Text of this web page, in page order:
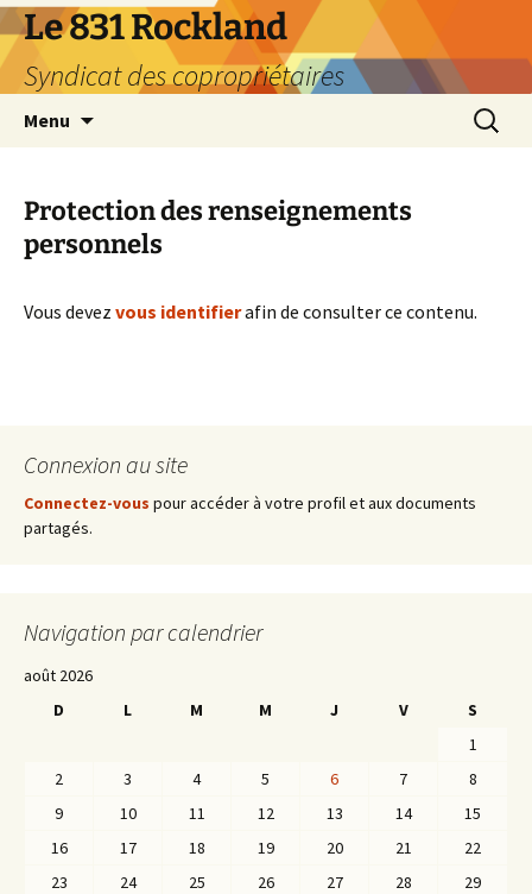
Aller
au
contenu
Le 831 Rockland
Syndicat des copropriétaires
Menu
Protection des renseignements
personnels
Vous devez vous identifierafin de consulter ce contenu.
Connexion au site
Connectez-vous pour accéder à votre profil et aux documents
partagés.
Navigation par calendrier
août 2026
D
L M M J V
S
1
2
3 4 5 6 7
8
9
10 11 12 13 14
15
16
17 18 19 20 21
22
23
24 25 26 27 28
29